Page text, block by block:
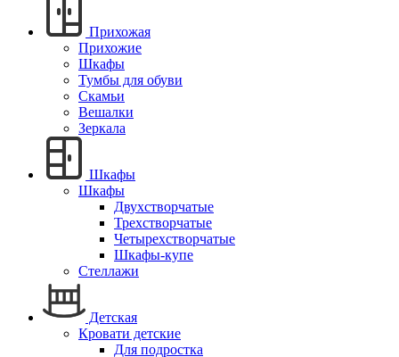
Прихожая
Прихожие
Шкафы
Тумбы для обуви
Скамьи
Вешалки
Зеркала
Шкафы
Шкафы
Двухстворчатые
Трехстворчатые
Четырехстворчатые
Шкафы-купе
Стеллажи
Детская
Кровати детские
Для подростка